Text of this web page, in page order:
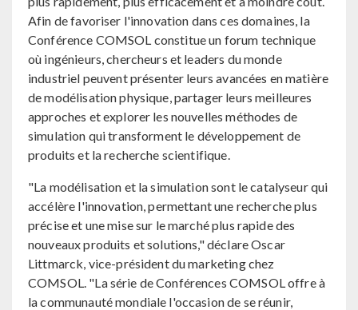
Afin de favoriser l'innovation dans ces domaines, la
Conférence COMSOL constitue un forum technique
où ingénieurs, chercheurs et leaders du monde
industriel peuvent présenter leurs avancées en matière
de modélisation physique, partager leurs meilleures
approches et explorer les nouvelles méthodes de
simulation qui transforment le développement de
produits et la recherche scientifique.
"La modélisation et la simulation sont le catalyseur qui
accélère l'innovation, permettant une recherche plus
précise et une mise sur le marché plus rapide des
nouveaux produits et solutions," déclare Oscar
Littmarck, vice-président du marketing chez
COMSOL. "La série de Conférences COMSOL offre à
la communauté mondiale l'occasion de se réunir,